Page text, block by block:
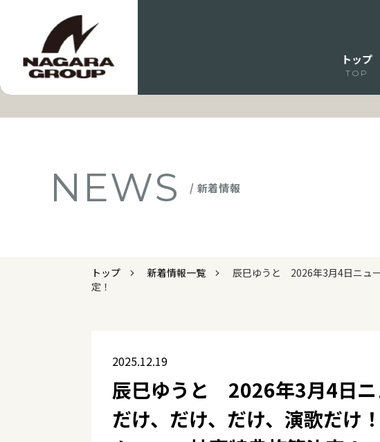
トップ
TOP
NEWS / 新着情報
トップ 新着情報一覧
辰巳ゆうと 2026年3月4日ニュ
定！
2025.12.19
辰巳ゆうと 2026年3月4日ニ
だけ、だけ、だけ、演歌だけ